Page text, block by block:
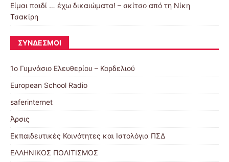
Είμαι παιδί … έχω δικαιώματα! – σκίτσο από τη Νίκη
Τσακίρη
ΣΎΝΔΕΣΜΟΙ
1ο Γυμνάσιο Ελευθερίου – Κορδελιού
European School Radio
saferinternet
Άρσις
Εκπαιδευτικές Κοινότητες και Ιστολόγια ΠΣΔ
ΕΛΛΗΝΙΚΟΣ ΠΟΛΙΤΙΣΜΟΣ